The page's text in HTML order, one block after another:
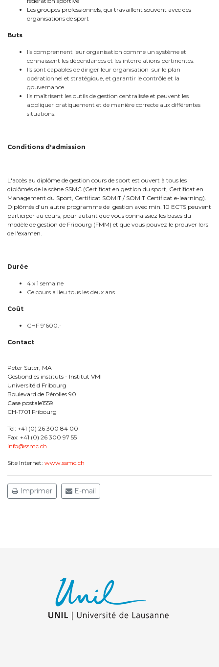
Les groupes professionnels, qui travaillent souvent avec des
organisations de sport
Buts
Ils comprennent leur organisation comme un système et
connaissent les dépendances et les interrelations pertinentes.
Ils sont capables de diriger leur organisation sur le plan
opérationnel et stratégique, et garantir le contrôle et la
gouvernance.
Ils maîtrisent les outils de gestion centralisée et peuvent les
appliquer pratiquement et de manière correcte aux différentes
situations.
Conditions d'admission
L'accès au diplôme de gestion cours de sport est ouvert à tous les
diplômés de la scène SSMC (Certificat en gestion du sport, Certificat en
Management du Sport, Certificat SOMIT / SOMIT Certificat e-learning).
Diplômés d'un autre programme de gestion avec min. 10 ECTS peuvent
participer au cours, pour autant que vous connaissiez les bases du
modèle de gestion de Fribourg (FMM) et que vous pouvez le prouver lors
de l'examen.
Durée
4 x 1 semaine
Ce cours a lieu tous les deux ans
Coût
CHF 9'600.-
Contact
Peter Suter, MA
Gestiond es instituts - Institut VMI
Université d Fribourg
Boulevard de Pérolles 90
Case postale1559
CH-1701 Fribourg
Tel: +41 (0) 26 300 84 00
Fax: +41 (0) 26 300 97 55
info@ssmc.ch
Site Internet: www.ssmc.ch
Imprimer E-mail